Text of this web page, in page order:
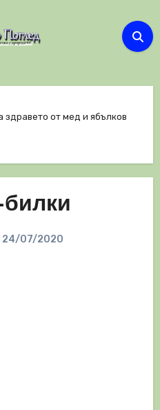
здравето от мед и ябълков
24/07/2020